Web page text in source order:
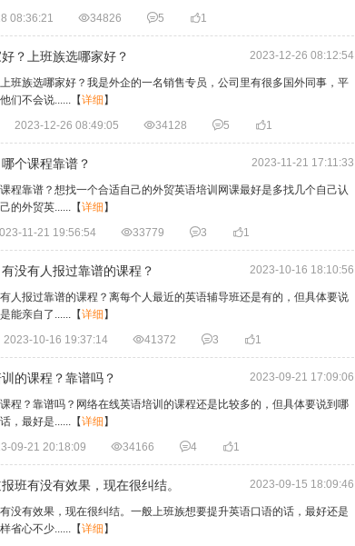
08:36:21 34826 5 1
？上班族选哪家好？ 2023-12-26 08:12:54
班族选哪家好？我是外企的一名销售专员，公司里有很多国外同事，平
们不会说...... 【详细 】
2023-12-26 08:49:05 34128 5 1
个课程靠谱？ 2023-11-21 17:11:33
程靠谱？想找一个合适自己的外贸英语培训网课最好是多找几个自己认
的外贸英...... 【详细 】
11-21 19:56:54 33779 3 1
没有人报过靠谱的课程？ 2023-10-16 18:10:56
人报过靠谱的课程？离每个人最近的英语辅导班还是有的，但具体要说
能亲自了...... 【详细 】
2023-10-16 19:37:14 41372 3 1
的课程？靠谱吗？ 2023-09-21 17:09:06
程？靠谱吗？网络在线英语培训的课程还是比较多的，但具体要说到哪
，最好是...... 【详细 】
09-21 20:18:09 34166 4 1
班有没有效果，现在很纠结。 2023-09-15 18:09:46
没有效果，现在很纠结。一般上班族想要提升英语口语的话，最好还是
省心不少...... 【详细 】